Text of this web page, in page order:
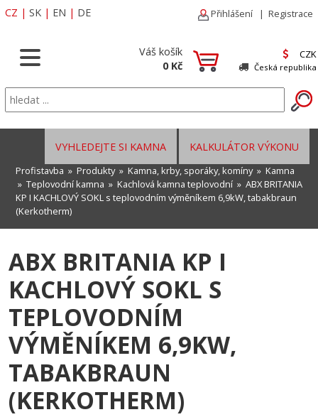
CZ | SK | EN | DE Přihlášení | Registrace
Váš košík
0 Kč
CZK
Česká republika
KALKULÁTOR VÝKONU
VYHLEDEJTE SI KAMNA
Profistavba » Produkty» Kamna, krby, sporáky, komíny» Kamna
» Teplovodní kamna » Kachlová kamna teplovodní » ABX BRITANIA
KP I KACHLOVÝ SOKL s teplovodním výměníkem 6,9kW, tabakbraun
(Kerkotherm)
ABX BRITANIA KP I
KACHLOVÝ SOKL S
TEPLOVODNÍM
VÝMĚNÍKEM 6,9KW,
TABAKBRAUN
(KERKOTHERM)